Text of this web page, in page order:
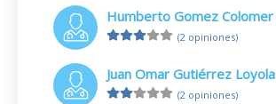
Humberto Gomez Colomer
(2 opiniones)
Juan Omar Gutiérrez Loyola
(2 opiniones)